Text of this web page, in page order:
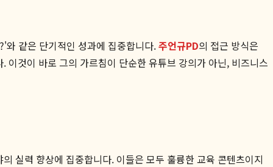
와 같은 단기적인 성과에 집중합니다.주언규PD의 접근 방식은
것이 바로 그의 가르침이 단순한 유튜브 강의가 아닌, 비즈니스
실력 향상에 집중합니다. 이들은 모두 훌륭한 교육 콘텐츠이지